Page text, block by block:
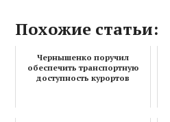
Похожие статьи:
Чернышенко поручил
обеспечить транспортную
доступность курортов